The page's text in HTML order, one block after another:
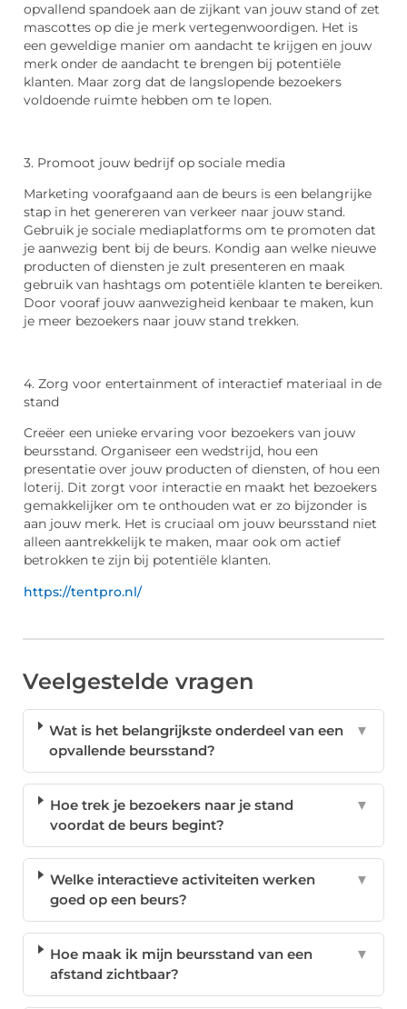
opvallend spandoek aan de zijkant van jouw stand of zet
mascottes op die je merk vertegenwoordigen. Het is
een geweldige manier om aandacht te krijgen en jouw
merk onder de aandacht te brengen bij potentiële
klanten. Maar zorg dat de langslopende bezoekers
voldoende ruimte hebben om te lopen.
3. Promoot jouw bedrijf op sociale media
Marketing voorafgaand aan de beurs is een belangrijke
stap in het genereren van verkeer naar jouw stand.
Gebruik je sociale mediaplatforms om te promoten dat
je aanwezig bent bij de beurs. Kondig aan welke nieuwe
producten of diensten je zult presenteren en maak
gebruik van hashtags om potentiële klanten te bereiken.
Door vooraf jouw aanwezigheid kenbaar te maken, kun
je meer bezoekers naar jouw stand trekken.
4. Zorg voor entertainment of interactief materiaal in de
stand
Creëer een unieke ervaring voor bezoekers van jouw
beursstand. Organiseer een wedstrijd, hou een
presentatie over jouw producten of diensten, of hou een
loterij. Dit zorgt voor interactie en maakt het bezoekers
gemakkelijker om te onthouden wat er zo bijzonder is
aan jouw merk. Het is cruciaal om jouw beursstand niet
alleen aantrekkelijk te maken, maar ook om actief
betrokken te zijn bij potentiële klanten.
https://tentpro.nl/
Veelgestelde vragen
Wat is het belangrijkste onderdeel van een
opvallende beursstand?
▼
Hoe trek je bezoekers naar je stand
voordat de beurs begint?
▼
Welke interactieve activiteiten werken
goed op een beurs?
▼
Hoe maak ik mijn beursstand van een
afstand zichtbaar?
▼